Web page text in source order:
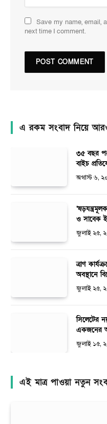
Save my name, email,
next time I comment.
এ রকম সংবাদ নিয়ে
৩৫ বছর
বাইচ
অগাস্ট ৬,
ও সাবেক
জুলাই ২৫,
ত্রাণ
অবস্থানে
জুলাই ২৫,
সিলেটের
একজনের
জুলাই ১৫,
এই মাত্র পাওয়া নতুন